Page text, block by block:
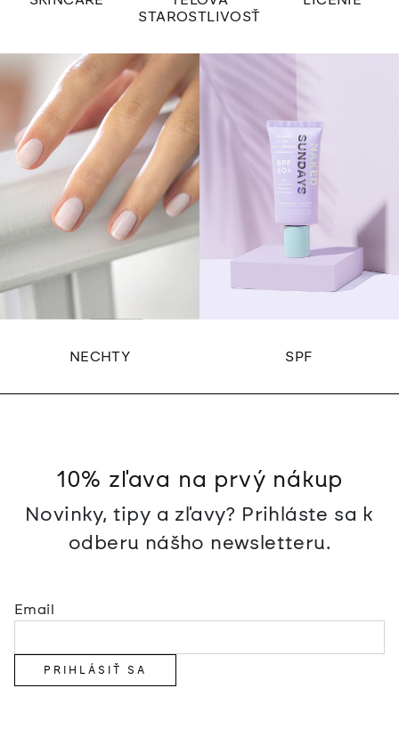
STAROSTLIVOSŤ
NECHTY SPF
10% zľava na prvý nákup
Novinky, tipy a zľavy? Prihláste sa k
odberu nášho newsletteru.
Email
PRIHLÁSIŤ SA